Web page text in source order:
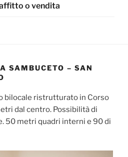
o vendita
SAMBUCETO – SAN
bilocale ristrutturato in Corso
dal centro. Possibilità di
50 metri quadri interni e 90 di